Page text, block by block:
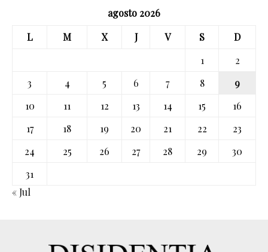
agosto 2026
L
M X J V S
D
1
2
3
4 5 6 7 8
9
10
11 12 13 14 15
16
17
18 19 20 21 22
23
24
25 26 27 28 29
30
31
« Jul